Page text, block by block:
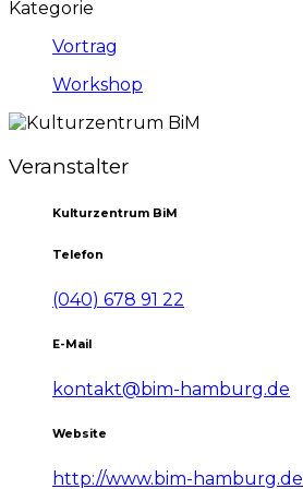
Kategorie
Vortrag
Workshop
Veranstalter
Kulturzentrum BiM
Telefon
(040) 678 91 22
E-Mail
kontakt@bim-hamburg.de
Website
http://www.bim-hamburg.de